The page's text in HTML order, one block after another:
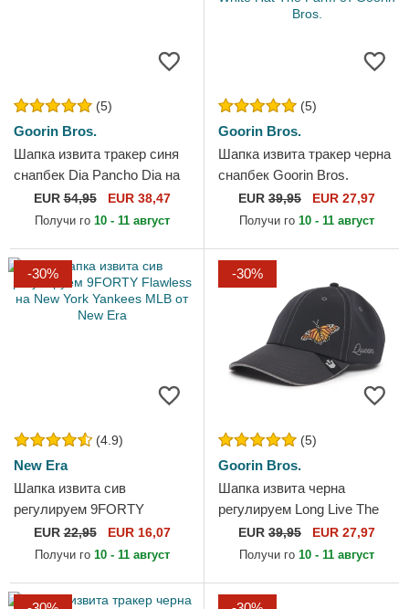
(5)
Goorin Bros.
Шапка извита тракер синя
снапбек Dia Pancho Dia на
Los Muertos The Farm от
Goorin Bros.
EUR54,95 EUR 38,47
Получи го 10 - 11 август
(5)
Goorin Bros.
Шапка извита тракер черна
снапбек Goorin Bros.
Dolphin Rizz Rizzky Bizznizz
Great Escape The Farm...
EUR 39,95 EUR 27,97
Получи го 10 - 11 август
-30%
(4.9)
New Era
Шапка извита сив
регулируем 9FORTY
Flawless на New York
Yankees MLB от New Era
EUR22,95 EUR 16,07
Получи го 10 - 11 август
-30%
(5)
Goorin Bros.
Шапка извита черна
регулируем Long Live The
Queen The Farm Lady Balls
The Farm от Goorin Bros.
EUR 39,95 EUR 27,97
Получи го 10 - 11 август